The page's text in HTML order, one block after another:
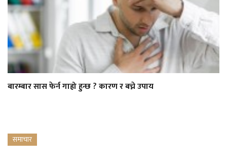
बारम्बार सास फेर्न गाह्रो हुन्छ ? कारण र बच्ने उपाय
समाचार